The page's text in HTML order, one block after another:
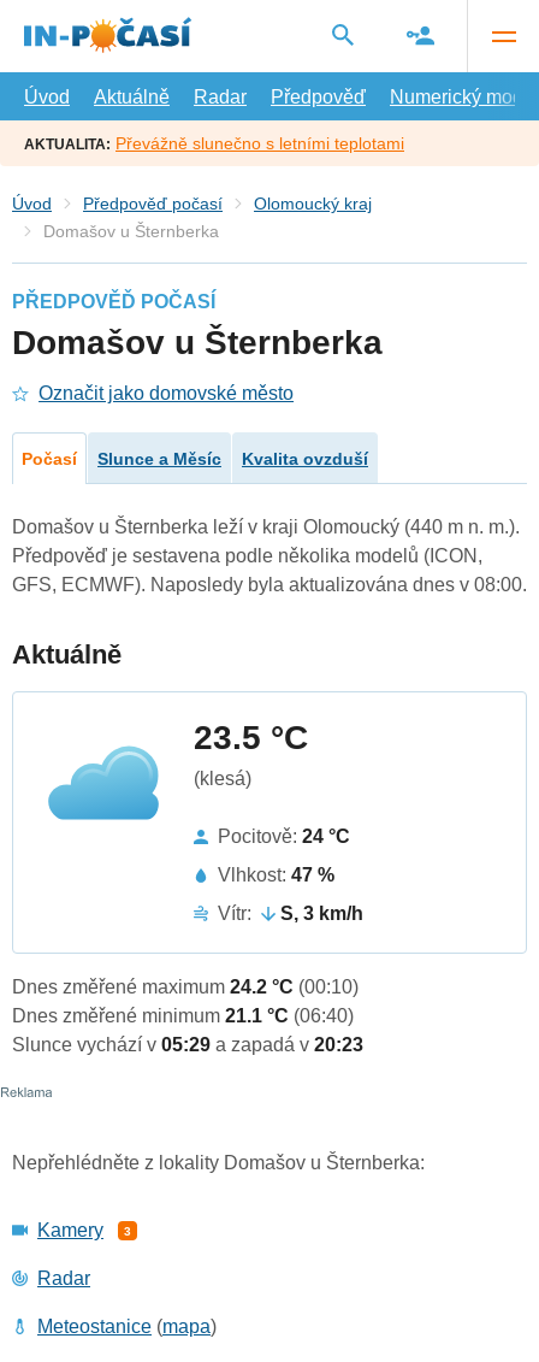
hlavní
Úvod
Aktuálně Radar Předpověď Numerický model
AKTUALITA: Převážně slunečno s letními teplotami
Úvod Předpověď počasí
Olomoucký kraj
Domašov u Šternberka
PŘEDPOVĚĎ POČASÍ
Domašov u Šternberka
Označit jako domovské město
Počasí Slunce a Měsíc Kvalita ovzduší
Domašov u Šternberka leží v kraji Olomoucký (440 m n. m.).
Předpověď je sestavena podle několika modelů (ICON,
GFS, ECMWF). Naposledy byla aktualizována dnes v 08:00.
Aktuálně
23.5 °C
(klesá)
Pocitově: 24 °C
Vlhkost: 47 %
Vítr:
S, 3 km/h
Dnes změřené maximum 24.2 °C (00:10)
Dnes změřené minimum 21.1 °C (06:40)
Slunce vychází v 05:29 a zapadá v 20:23
Nepřehlédněte z lokality Domašov u Šternberka:
Kamery 3
Radar
Meteostanice (mapa)